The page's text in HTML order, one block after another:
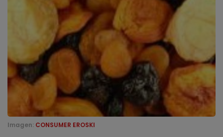
Imagen: CONSUMER EROSKI